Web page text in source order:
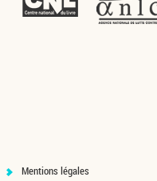
Mentions légales